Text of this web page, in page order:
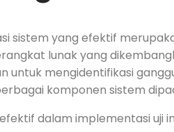
sistem yang efektif
lunak yang
untuk⁣ mengidentifikasi
komponen⁤ sistem
dalam implementasi uji